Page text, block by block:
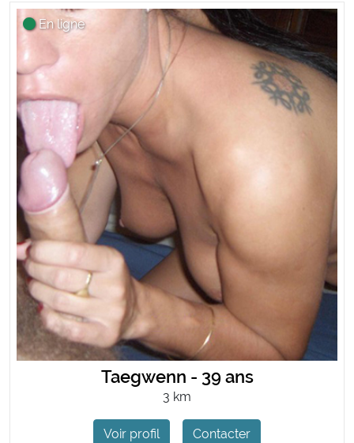
En ligne
Taegwenn - 39 ans
3 km
Voir profil Contacter